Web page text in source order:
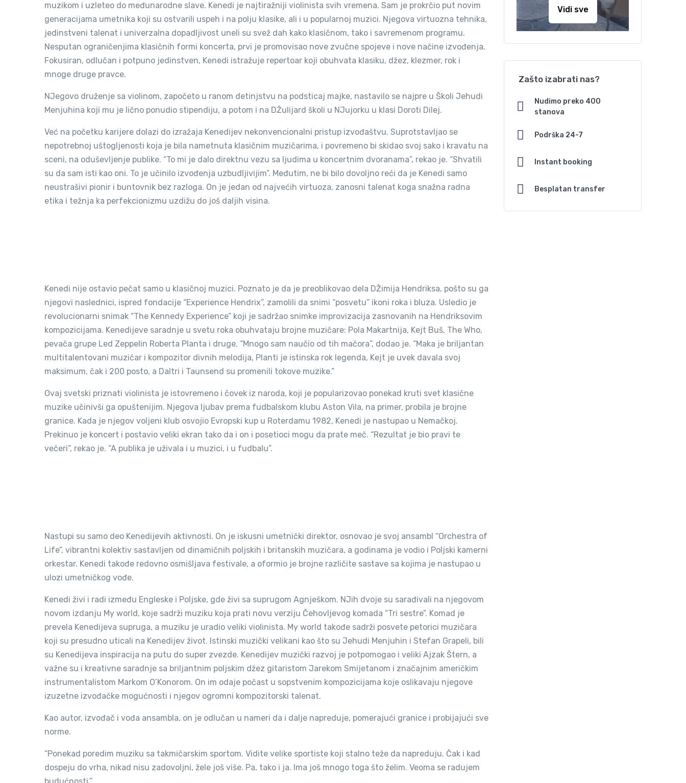
muzikom i uzleteo do međunarodne slave. Kenedi je najtiražniji violinista svih vremena. Sam je prokrčio put novim
generacijama umetnika koji su ostvarili uspeh i na polju klasike, ali i u popularnoj muzici. Njegova virtuozna tehnika,
jedinstveni talenat i univerzalna dopadljivost uneli su svež dah kako klasičnom, tako i savremenom programu.
Nesputan ograničenjima klasičnih formi koncerta, prvi je promovisao nove zvučne spojeve i nove načine izvođenja.
Fokusiran, odlučan i potpuno jedinstven, Kenedi istražuje repertoar koji obuhvata klasiku, džez, klezmer, rok i
mnoge druge pravce.
NJegovo druženje sa violinom, započeto u ranom detinjstvu na podsticaj majke, nastavilo se najpre u Školi Jehudi
Menjuhina koji mu je lično ponudio stipendiju, a potom i na DŽulijard školi u NJujorku u klasi Doroti Dilej.
Već na početku karijere dolazi do izražaja Kenedijev nekonvencionalni pristup izvođaštvu. Suprotstavljao se
nepotrebnoj uštogljenosti koja je bila nametnuta klasičnim muzičarima, i povremeno bi skidao svoj sako i kravatu na
sceni, na oduševljenje publike. “To mi je dalo direktnu vezu sa ljudima u koncertnim dvoranama”, rekao je. “Shvatili
su da sam isti kao oni. To je učinilo izvođenja uzbudljivijim”. Međutim, ne bi bilo dovoljno reći da je Kenedi samo
neustrašivi pionir i buntovnik bez razloga. On je jedan od najvećih virtuoza, zanosni talenat koga snažna radna
etika i težnja ka perfekcionizmu uzdižu do još daljih visina.
Kenedi nije ostavio pečat samo u klasičnoj muzici. Poznato je da je preoblikovao dela DŽimija Hendriksa, pošto su ga
njegovi naslednici, ispred fondacije “Experience Hendrix”, zamolili da snimi “posvetu” ikoni roka i bluza. Usledio je
revolucionarni snimak “The Kennedy Experience” koji je sadržao snimke improvizacija zasnovanih na Hendriksovim
kompozicijama. Kenedijeve saradnje u svetu roka obuhvataju brojne muzičare: Pola Makartnija, Kejt Buš, The Who,
pevača grupe Led Zeppelin Roberta Planta i druge. “Mnogo sam naučio od tih mačora”, dodao je. “Maka je briljantan
multitalentovani muzičar i kompozitor divnih melodija, Planti je istinska rok legenda, Kejt je uvek davala svoj
maksimum, čak i 200 posto, a Daltri i Taunsend su promenili tokove muzike.”
Ovaj svetski priznati violinista je istovremeno i čovek iz naroda, koji je popularizovao ponekad kruti svet klasične
muzike učinivši ga opuštenijim. Njegova ljubav prema fudbalskom klubu Aston Vila, na primer, probila je brojne
granice. Kada je njegov voljeni klub osvojio Evropski kup u Roterdamu 1982, Kenedi je nastupao u Nemačkoj.
Prekinuo je koncert i postavio veliki ekran tako da i on i posetioci mogu da prate meč. “Rezultat je bio pravi te
večeri”, rekao je. “A publika je uživala i u muzici, i u fudbalu”.
Nastupi su samo deo Kenedijevih aktivnosti. On je iskusni umetnički direktor, osnovao je svoj ansambl “Orchestra of
Life”, vibrantni kolektiv sastavljen od dinamičnih poljskih i britanskih muzičara, a godinama je vodio i Poljski kamerni
orkestar. Kenedi takođe redovno osmišljava festivale, a oformio je brojne različite sastave sa kojima je nastupao u
ulozi umetničkog vođe.
Kenedi živi i radi između Engleske i Poljske, gde živi sa suprugom Agnješkom. NJih dvoje su sarađivali na njegovom
novom izdanju My world, koje sadrži muziku koja prati novu verziju Čehovljevog komada “Tri sestre”. Komad je
prevela Kenedijeva supruga, a muziku je uradio veliki violinista. My world takođe sadrži posvete petorici muzičara
koji su presudno uticali na Kenedijev život. Istinski muzički velikani kao što su Jehudi Menjuhin i Stefan Grapeli, bili
su Kenedijeva inspiracija na putu do super zvezde. Kenedijev muzički razvoj je potpomogao i veliki Ajzak Štern, a
važne su i kreativne saradnje sa briljantnim poljskim džez gitaristom Jarekom Smijetanom i značajnim američkim
instrumentalistom Markom O’Konorom. On im odaje počast u sopstvenim kompozicijama koje oslikavaju njegove
izuzetne izvođačke mogućnosti i njegov ogromni kompozitorski talenat.
Kao autor, izvođač i vođa ansambla, on je odlučan u nameri da i dalje napreduje, pomerajući granice i probijajući sve
norme.
“Ponekad poredim muziku sa takmičarskim sportom. Vidite velike sportiste koji stalno teže da napreduju. Čak i kad
dospeju do vrha, nikad nisu zadovoljni, žele još više. Pa, tako i ja. Ima još mnogo toga što želim. Veoma se radujem
Vidi sve
Zašto izabrati nas?
Nudimo preko 400
stanova
Podrška 24-7
Instant booking
Besplatan transfer